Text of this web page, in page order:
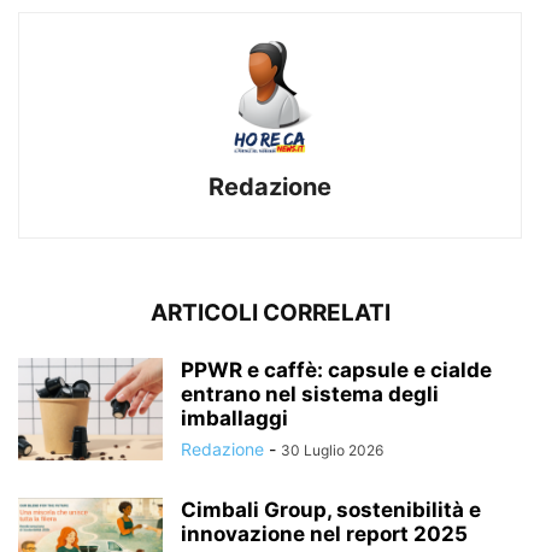
Redazione
ARTICOLI CORRELATI
PPWR e caffè: capsule e cialde
entrano nel sistema degli
imballaggi
Redazione - 30 Luglio 2026
Cimbali Group, sostenibilità e
innovazione nel report 2025